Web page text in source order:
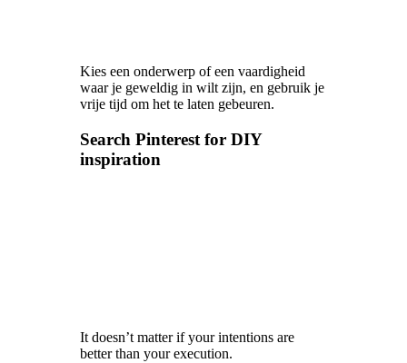
Kies een onderwerp of een vaardigheid
waar je geweldig in wilt zijn, en gebruik je
vrije tijd om het te laten gebeuren.
Search Pinterest for DIY
inspiration
It doesn’t matter if your intentions are
better than your execution.